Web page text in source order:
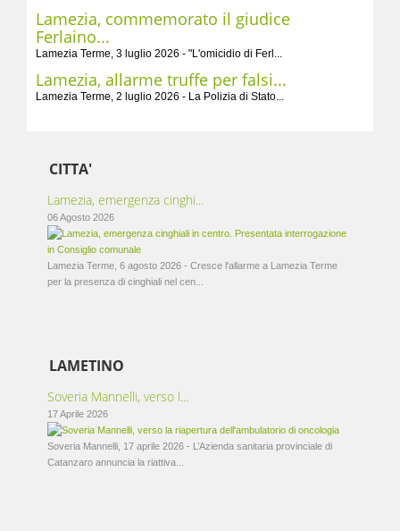
Lamezia, commemorato il giudice
Ferlaino...
Lamezia Terme, 3 luglio 2026 - "L'omicidio di Ferl...
Lamezia, allarme truffe per falsi...
Lamezia Terme, 2 luglio 2026 - La Polizia di Stato...
CITTA'
Lamezia, emergenza cinghi...
06 Agosto 2026
Lamezia Terme, 6 agosto 2026 - Cresce l'allarme a Lamezia Terme
per la presenza di cinghiali nel cen...
LAMETINO
Soveria Mannelli, verso l...
17 Aprile 2026
Soveria Mannelli, 17 aprile 2026 - L’Azienda sanitaria provinciale di
Catanzaro annuncia la riattiva...